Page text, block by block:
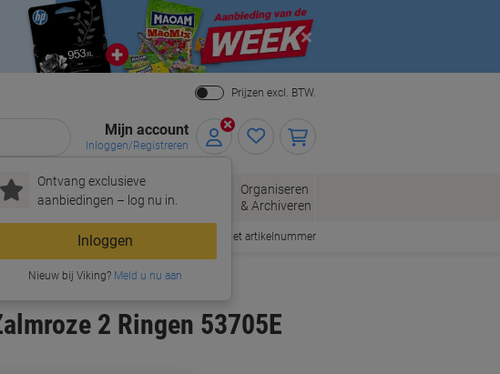
Close
Prijzen excl. BTW.
Mijn account
Inloggen/Registreren
Ontvang exclusieve
aanbiedingen – log nu in.
Inloggen
Nieuw bij Viking?Meld u nu aan
&
Papier, Enveloppen
& Verpakken
Kantoorartikelen
Organiseren
& Archiveren
Snel bestellen met artikelnummer
2 Ringen 53705E